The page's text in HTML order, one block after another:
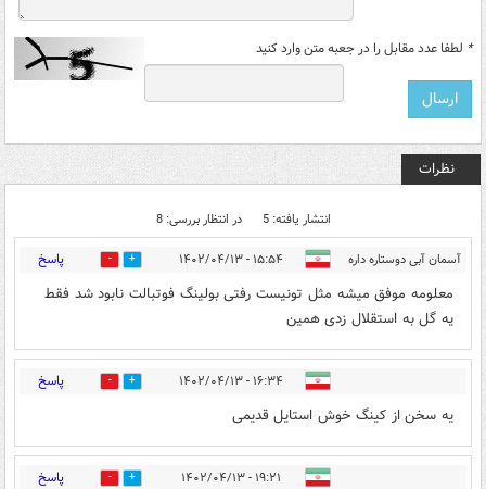
* لطفا عدد مقابل را در جعبه متن وارد کنید
نظرات
انتشار یافته: 5 در انتظار بررسی: 8
آسمان آبی دوستاره داره ۱۵:۵۴ - ۱۴۰۲/۰۴/۱۳ 3 پاسخ
معلومه موفق میشه مثل تونیست رفتی بولینگ فوتبالت نابود شد فقط
یه گل به استقلال زدی همین
۱۶:۳۴ - ۱۴۰۲/۰۴/۱۳ 0 پاسخ
یه سخن از کینگ خوش استایل قدیمی
۱۹:۲۱ - ۱۴۰۲/۰۴/۱۳ 5 پاسخ